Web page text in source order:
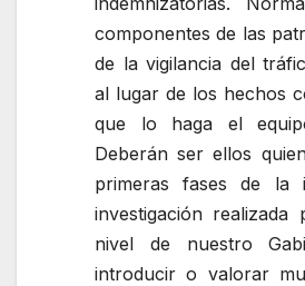
componentes de las
de la vigilancia del
al lugar de los hechos
que lo haga el
Deberán ser ellos
primeras fases de la
investigación realizada
nivel de nuestro
introducir o valorar